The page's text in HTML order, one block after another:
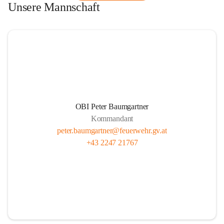
Unsere Mannschaft
OBI Peter Baumgartner
Kommandant
peter.baumgartner@feuerwehr.gv.at
+43 2247 21767